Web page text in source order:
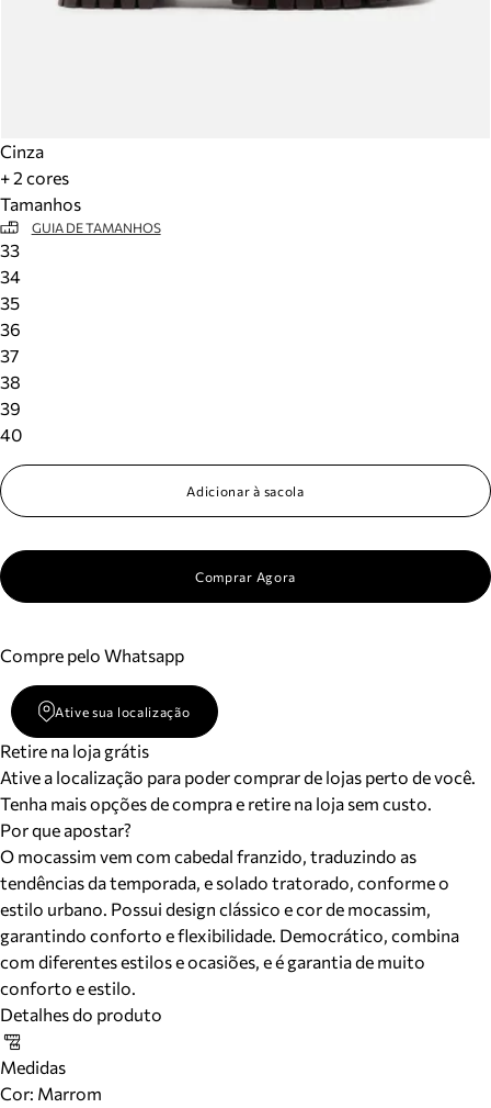
Cinza
+ 2 cores
Tamanhos
GUIA DE TAMANHOS
33
34
35
36
37
38
39
40
Adicionar à sacola
Comprar Agora
Compre pelo Whatsapp
Ative sua localização
Retire na loja grátis
Ative a localização para poder comprar de lojas perto de você.
Tenha mais opções de compra e retire na loja sem custo.
Por que apostar?
O mocassim vem com cabedal franzido, traduzindo as
tendências da temporada, e solado tratorado, conforme o
estilo urbano. Possui design clássico e cor de mocassim,
garantindo conforto e flexibilidade. Democrático, combina
com diferentes estilos e ocasiões, e é garantia de muito
conforto e estilo.
Detalhes do produto
Medidas
Cor: Marrom